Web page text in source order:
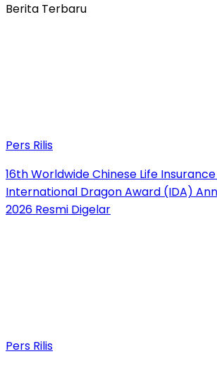
Berita Terbaru
Pers Rilis
16th Worldwide Chinese Life
International Dragon Award (IDA)
2026 Resmi Digelar
Pers Rilis